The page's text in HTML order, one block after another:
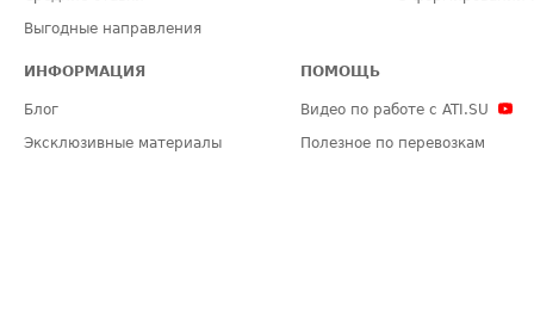
Выгодные направления
ИНФОРМАЦИЯ
Блог
Эксклюзивные материалы
ПОМОЩЬ
Видео по работе с ATI.SU
Полезное по перевозкам